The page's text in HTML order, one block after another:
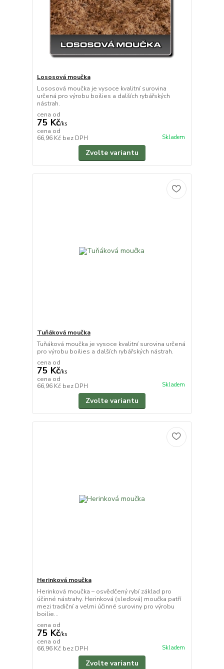
Lososová moučka
Lososová moučka je vysoce kvalitní surovina
určená pro výrobu boilies a dalších rybářských
nástrah.
cena od
75 Kč/ks
cena od
66,96 Kč bez DPH Skladem
Zvolte variantu
Tuňáková moučka
Tuňáková moučka je vysoce kvalitní surovina určená
pro výrobu boilies a dalších rybářských nástrah.
cena od
75 Kč/ks
cena od
66,96 Kč bez DPH Skladem
Zvolte variantu
Herinková moučka
Herinková moučka – osvědčený rybí základ pro
účinné nástrahy. Herinková (sleďová) moučka patří
mezi tradiční a velmi účinné suroviny pro výrobu
boilie...
cena od
75 Kč/ks
cena od
66,96 Kč bez DPH Skladem
Zvolte variantu